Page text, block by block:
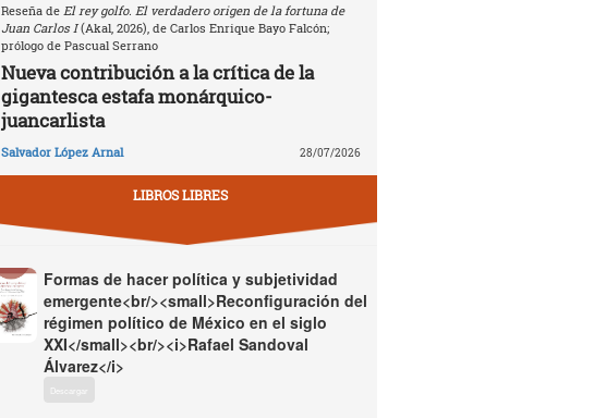
Reseña de El rey golfo. El verdadero origen de la fortuna de
Juan Carlos I(Akal, 2026), de Carlos Enrique Bayo Falcón;
prólogo de Pascual Serrano
Nueva contribución a la crítica de la
gigantesca estafa monárquico-
juancarlista
Salvador López Arnal 28/07/2026
LIBROS LIBRES
Formas de hacer política y subjetividad
emergente<br/><small>Reconfiguración del
régimen político de México en el siglo
XXI</small><br/><i>Rafael Sandoval
Álvarez</i>
Descargar